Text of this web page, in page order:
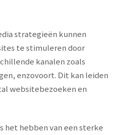
strategieën kunnen
te stimuleren door
kanalen zoals
enzovoort. Dit kan leiden
websitebezoeken en
het hebben van een sterke